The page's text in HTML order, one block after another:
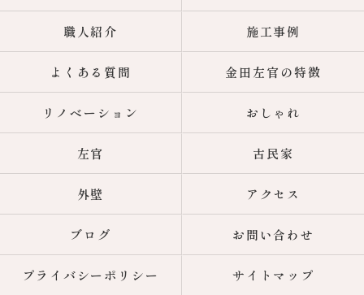
職人紹介 施工事例
よくある質問 金田左官の特徴
リノベーション おしゃれ
左官 古民家
外壁 アクセス
ブログ お問い合わせ
プライバシーポリシー サイトマップ